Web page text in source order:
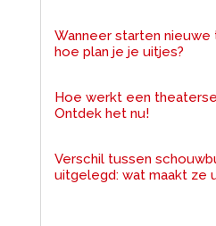
Wanneer starten
hoe plan je je uitjes?
Hoe werkt een
Ontdek het nu!
Verschil tussen
uitgelegd: wat maakt ze